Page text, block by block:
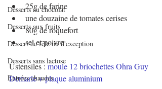
Desserts au chocolat
Desserts aux fruits
Dessert de fête ou d'exception
Desserts sans lactose
Entrées chaudes
25g de farine
une douzaine de tomates cerises
80g de roquefort
sel et poivre
Ustensiles : moule 12 briochettes Ohra Guy
Demarle + plaque aluminium